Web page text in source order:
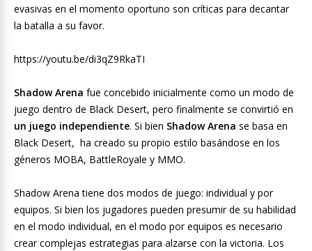
evasivas en el momento oportuno son críticas para decantar
la batalla a su favor.
https://youtu.be/di3qZ9RkaTI
Shadow Arena fue concebido inicialmente como un modo de
juego dentro de Black Desert, pero finalmente se convirtió en
un juego independiente. Si bien Shadow Arena se basa en
Black Desert, ha creado su propio estilo basándose en los
géneros MOBA, BattleRoyale y MMO.
Shadow Arena tiene dos modos de juego: individual y por
equipos. Si bien los jugadores pueden presumir de su habilidad
en el modo individual, en el modo por equipos es necesario
crear complejas estrategias para alzarse con la victoria. Los